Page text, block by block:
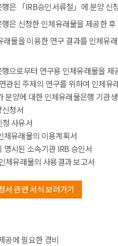
은 「IRB승인서류철」에 분양 신
은 신청한 인체유래물을 제공한
래물을 이용한 연구 결과를 인체유
으로부터 연구용 인체유래물을
관된 주제의 연구를 위하여 인체
분양에 대한 인체유래물은행 기관
청서
사유서
체유래물의 이용계획서
명시된 소속기관 IRB 승인서
체유래물의 사용결과 보고서
서 관련 서식 보러가기
공에 필요한 경비